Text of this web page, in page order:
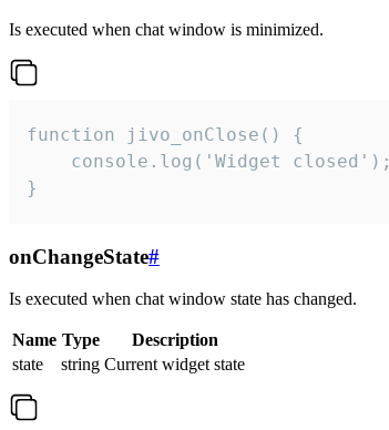
Is executed when chat window is minimized.
function jivo_onClose() {
    console.log('Widget closed');
}
onChangeState#
Is executed when chat window state has changed.
Name Type
Description
state
string Current widget state